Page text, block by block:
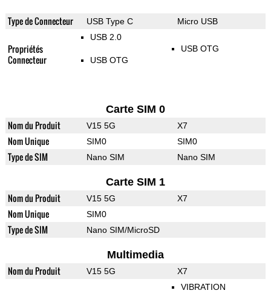
Type de Connecteur USB Type C Micro USB
Propriétés
Connecteur
USB 2.0
USB OTG
USB OTG
Carte SIM 0
Nom du Produit V15 5G X7
Nom Unique SIM0 SIM0
Type de SIM Nano SIM Nano SIM
Carte SIM 1
Nom du Produit V15 5G X7
Nom Unique SIM0
Type de SIM Nano SIM/MicroSD
Multimedia
Nom du Produit V15 5G X7
VIBRATION